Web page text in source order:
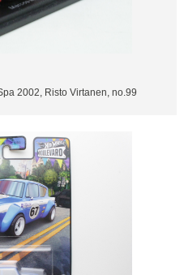
2002, Risto Virtanen, no.99